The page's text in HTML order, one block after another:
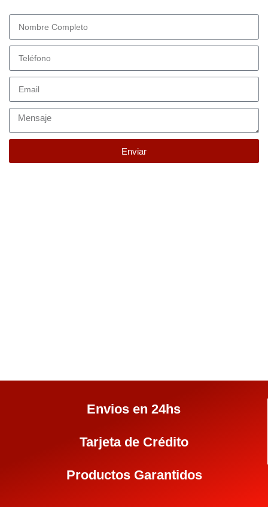
Enviar
Envios en 24hs
Tarjeta de Crédito
Productos Garantidos